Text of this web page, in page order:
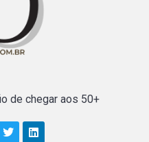
de chegar aos 50+